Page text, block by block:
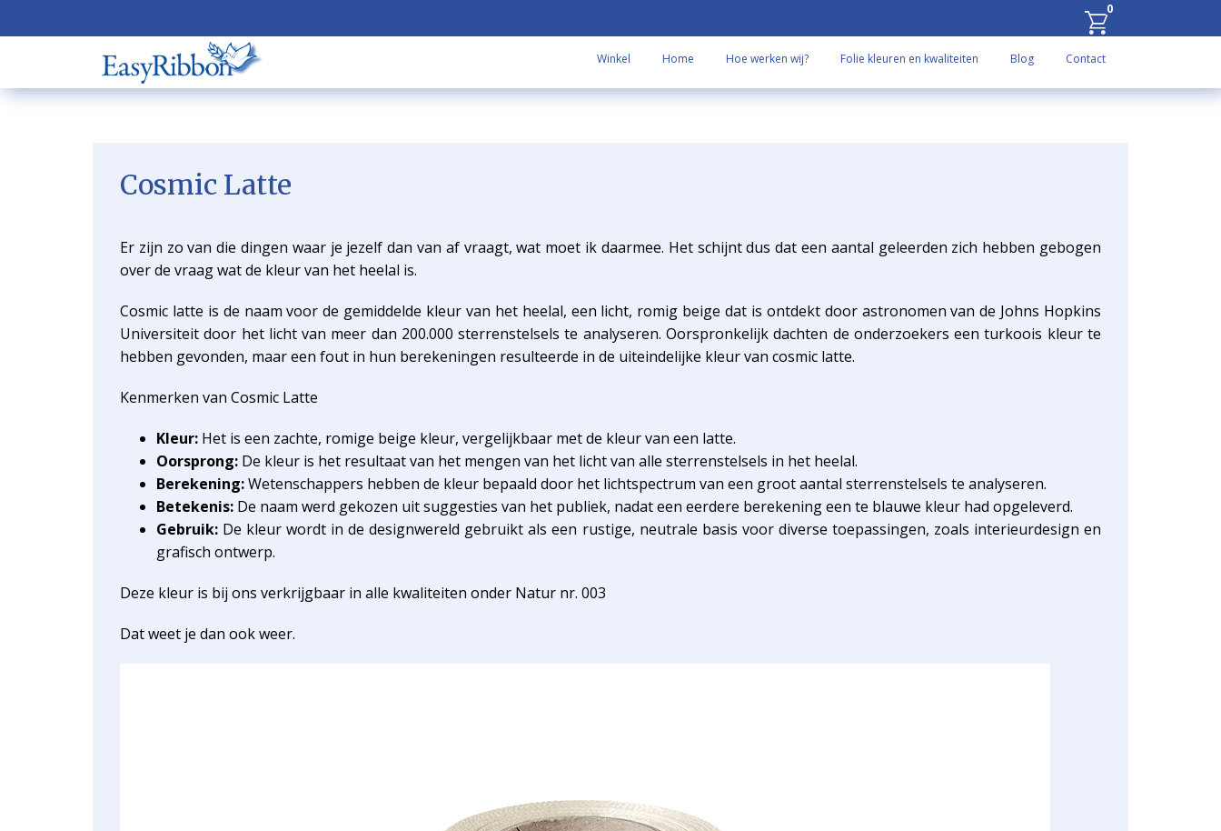
0
Winkel Home Hoe werken wij? Folie kleuren en kwaliteiten Blog Contact
Cosmic Latte
Er zijn zo van die dingen waar je jezelf dan van af vraagt, wat moet ik daarmee. Het schijnt dus dat een aantal geleerden zich hebben gebogen
over de vraag wat de kleur van het heelal is.
Cosmic latte is de naam voor de gemiddelde kleur van het heelal, een licht, romig beige dat is ontdekt door astronomen van de Johns Hopkins
Universiteit door het licht van meer dan 200.000 sterrenstelsels te analyseren. Oorspronkelijk dachten de onderzoekers een turkoois kleur te
hebben gevonden, maar een fout in hun berekeningen resulteerde in de uiteindelijke kleur van cosmic latte.
Kenmerken van Cosmic Latte
Kleur: Het is een zachte, romige beige kleur, vergelijkbaar met de kleur van een latte.
Oorsprong: De kleur is het resultaat van het mengen van het licht van alle sterrenstelsels in het heelal.
Berekening:Wetenschappers hebben de kleur bepaald door het lichtspectrum van een groot aantal sterrenstelsels te analyseren.
Betekenis: De naam werd gekozen uit suggesties van het publiek, nadat een eerdere berekening een te blauwe kleur had opgeleverd.
Gebruik: De kleur wordt in de designwereld gebruikt als een rustige, neutrale basis voor diverse toepassingen, zoals interieurdesign en
grafisch ontwerp.
Deze kleur is bij ons verkrijgbaar in alle kwaliteiten onder Natur nr. 003
Dat weet je dan ook weer.